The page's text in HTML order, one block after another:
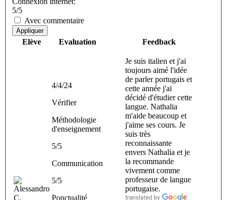
5/5
Avec commentaire
Appliquer
Elève Evaluation Feedback
4/4/24
Vérifier
Méthodologie
d'enseignement
5/5
Communication
5/5
Ponctualité
Je suis italien et j'ai
toujours aimé l'idée
de parler portugais et
cette année j'ai
décidé d'étudier cette
langue. Nathalia
m'aide beaucoup et
j'aime ses cours. Je
suis très
reconnaissante
envers Nathalia et je
la recommande
vivement comme
professeur de langue
portugaise.